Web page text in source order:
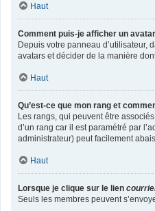
Haut
Comment puis-je afficher un
Depuis votre panneau d’utilisateur,
avatars et décider de la manière
Haut
Qu’est-ce que mon rang et
Les rangs, qui peuvent être
d’un rang car il est paramétré par
administrateur) peut facilement
Haut
Lorsque je clique sur le lien
Seuls les membres peuvent